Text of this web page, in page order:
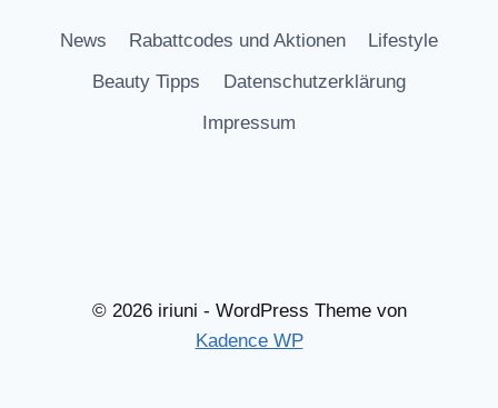
News Rabattcodes und Aktionen
Lifestyle
Beauty Tipps
Datenschutzerklärung
Impressum
© 2026 iriuni - WordPress Theme von
Kadence WP